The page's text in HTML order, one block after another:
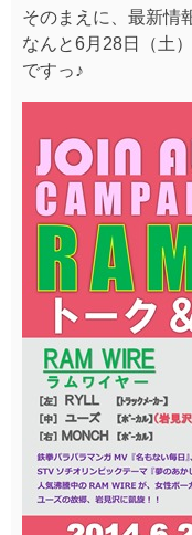
そのまえに、最新情
なんと6月28日（土
ですっ♪